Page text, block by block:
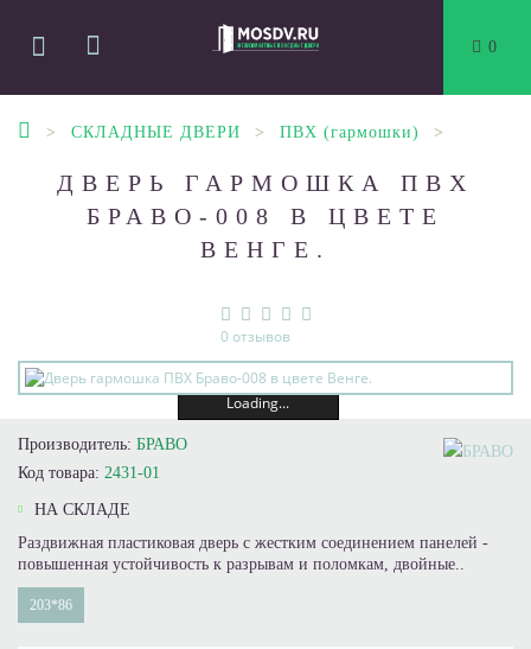
0
СКЛАДНЫЕ ДВЕРИ ПВХ (гармошки)
ДВЕРЬ ГАРМОШКА ПВХ
БРАВО-008 В ЦВЕТЕ
ВЕНГЕ.
0 отзывов
Loading...
Производитель: БРАВО
Код товара: 2431-01
НА СКЛАДЕ
Раздвижная пластиковая дверь с жестким соединением панелей -
повышенная устойчивость к разрывам и поломкам, двойные..
203*86